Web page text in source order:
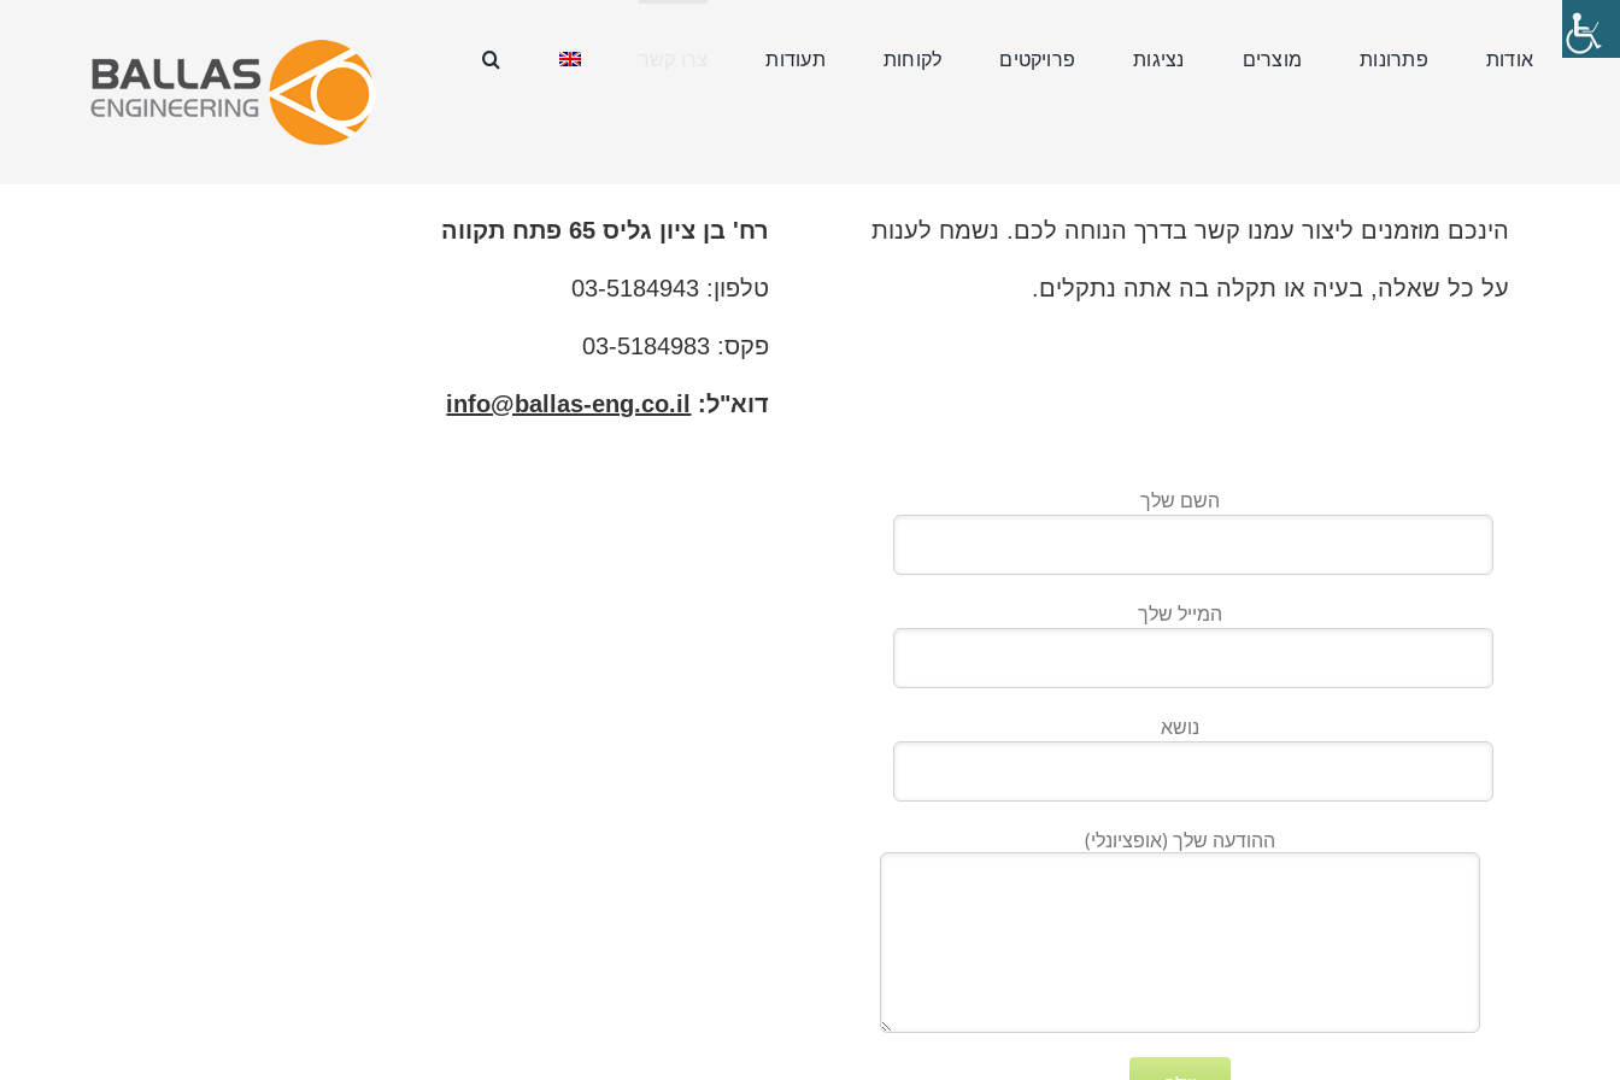
לתוכן
אודות פתרונות מוצרים נציגות פרויקטים לקוחות תעודות
הינכם מוזמנים ליצור עמנו קשר בדרך הנוחה לכם. נשמח לענות
על כל שאלה, בעיה או תקלה בה אתה נתקלים.
רח' בן ציון גליס 65 פתח תקווה
טלפון: 03-5184943
פקס: 03-5184983
דוא"ל: info@ballas-eng.co.il
השם שלך
המייל שלך
נושא
ההודעה שלך (אופציונלי)